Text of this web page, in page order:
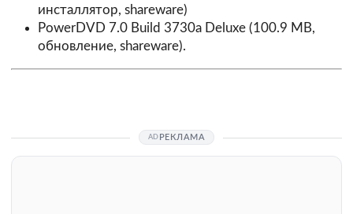
инсталлятор, shareware)
PowerDVD 7.0 Build 3730a Deluxe(100.9 MB,
обновление, shareware).
РЕКЛАМА